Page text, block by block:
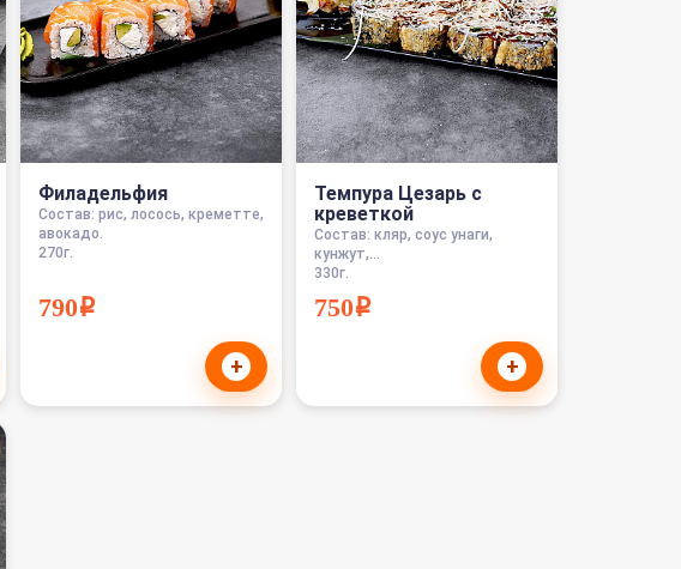
Филадельфия
Состав: рис, лосось, креметте,
авокадо.
270г.
790i
+
Темпура Цезарь с
креветкой
Состав: кляр, соус унаги,
кунжут,...
330г.
750i
+